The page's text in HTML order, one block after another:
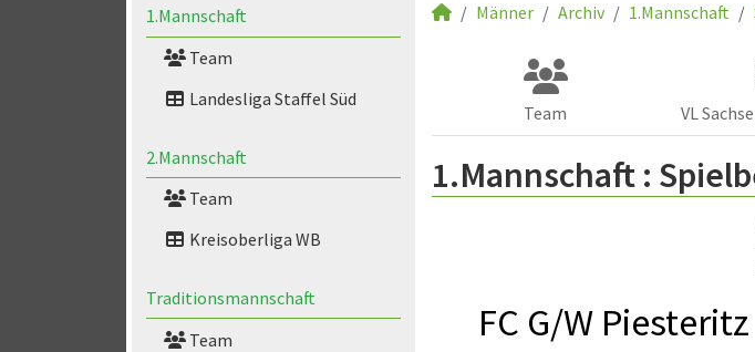
1.Mannschaft
Team
Landesliga Staffel Süd
2.Mannschaft
Team
Kreisoberliga WB
Traditionsmannschaft
Team
Männer Archiv 1.Mannschaft
Team VL
1.Mannschaft :
FC G/W Piesteritz